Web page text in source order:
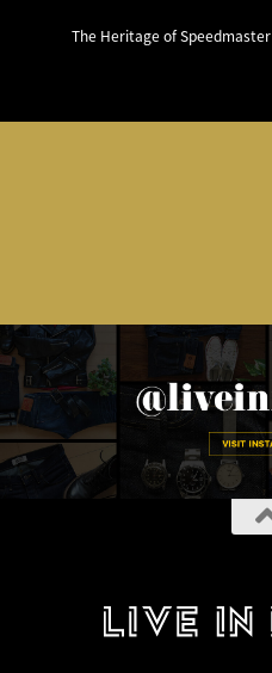
The Heritage of Speedmaster